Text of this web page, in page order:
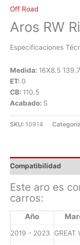
Off Road
Aros RW
Especificaciones
Medida: 16X8.5
ET: 0
CB: 110.5
Acabado: S
SKU: 10914
Compatibilidad
Este aro es
carros:
Año
2019 - 2023 GREAT